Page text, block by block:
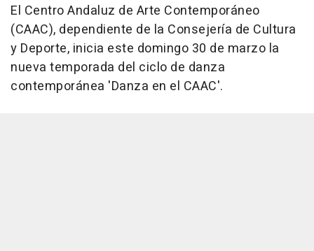
El Centro Andaluz de Arte Contemporáneo
(CAAC), dependiente de la Consejería de Cultura
y Deporte, inicia este domingo 30 de marzo la
nueva temporada del ciclo de danza
contemporánea 'Danza en el CAAC'.